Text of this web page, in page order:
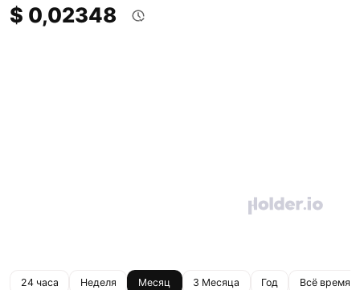
$ 0,02348
24 часа Неделя Месяц 3 Месяца Год Всё время